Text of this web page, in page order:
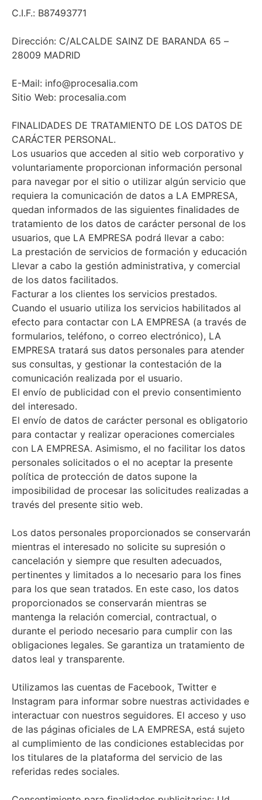
C.I.F.: B87493771
Dirección: C/ALCALDE SAINZ DE BARANDA 65 –
28009 MADRID
E-Mail: info@procesalia.com
Sitio Web: procesalia.com
FINALIDADES DE TRATAMIENTO DE LOS DATOS DE
CARÁCTER PERSONAL.
Los usuarios que acceden al sitio web corporativo y
voluntariamente proporcionan información personal
para navegar por el sitio o utilizar algún servicio que
requiera la comunicación de datos a LA EMPRESA,
quedan informados de las siguientes finalidades de
tratamiento de los datos de carácter personal de los
usuarios, que LA EMPRESA podrá llevar a cabo:
La prestación de servicios de formación y educación
Llevar a cabo la gestión administrativa, y comercial
de los datos facilitados.
Facturar a los clientes los servicios prestados.
Cuando el usuario utiliza los servicios habilitados al
efecto para contactar con LA EMPRESA (a través de
formularios, teléfono, o correo electrónico), LA
EMPRESA tratará sus datos personales para atender
sus consultas, y gestionar la contestación de la
comunicación realizada por el usuario.
El envío de publicidad con el previo consentimiento
del interesado.
El envío de datos de carácter personal es obligatorio
para contactar y realizar operaciones comerciales
con LA EMPRESA. Asimismo, el no facilitar los datos
personales solicitados o el no aceptar la presente
política de protección de datos supone la
imposibilidad de procesar las solicitudes realizadas a
través del presente sitio web.
Los datos personales proporcionados se conservarán
mientras el interesado no solicite su supresión o
cancelación y siempre que resulten adecuados,
pertinentes y limitados a lo necesario para los fines
para los que sean tratados. En este caso, los datos
proporcionados se conservarán mientras se
mantenga la relación comercial, contractual, o
durante el periodo necesario para cumplir con las
obligaciones legales. Se garantiza un tratamiento de
datos leal y transparente.
Utilizamos las cuentas de Facebook, Twitter e
Instagram para informar sobre nuestras actividades e
interactuar con nuestros seguidores. El acceso y uso
de las páginas oficiales de LA EMPRESA, está sujeto
al cumplimiento de las condiciones establecidas por
los titulares de la plataforma del servicio de las
referidas redes sociales.